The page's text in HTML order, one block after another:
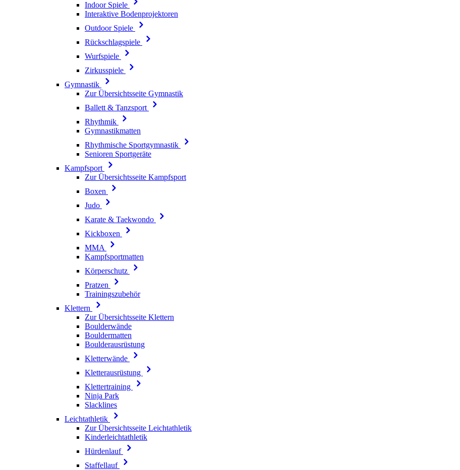
Indoor Spiele
Interaktive Bodenprojektoren
Outdoor Spiele
Rückschlagspiele
Wurfspiele
Zirkusspiele
Gymnastik
Zur Übersichtsseite Gymnastik
Ballett & Tanzsport
Rhythmik
Gymnastikmatten
Rhythmische Sportgymnastik
Senioren Sportgeräte
Kampfsport
Zur Übersichtsseite Kampfsport
Boxen
Judo
Karate & Taekwondo
Kickboxen
MMA
Kampfsportmatten
Körperschutz
Pratzen
Trainingszubehör
Klettern
Zur Übersichtsseite Klettern
Boulderwände
Bouldermatten
Boulderausrüstung
Kletterwände
Kletterausrüstung
Klettertraining
Ninja Park
Slacklines
Leichtathletik
Zur Übersichtsseite Leichtathletik
Kinderleichtathletik
Hürdenlauf
Staffellauf